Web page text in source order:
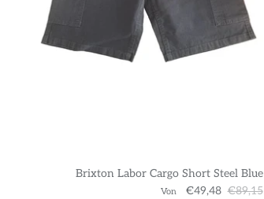
Brixton Labor Cargo Short Steel Blue
Von €49,48 €89,15